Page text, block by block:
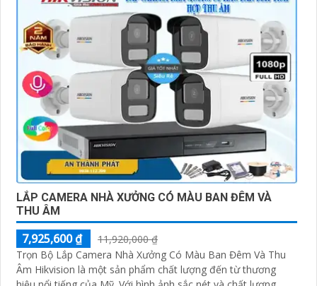
LẮP CAMERA NHÀ XƯỞNG CÓ MÀU BAN ĐÊM VÀ
THU ÂM
7,925,600 ₫
11,920,000 ₫
Trọn Bộ Lắp Camera Nhà Xưởng Có Màu Ban Đêm Và Thu
Âm Hikvision là một sản phẩm chất lượng đến từ thương